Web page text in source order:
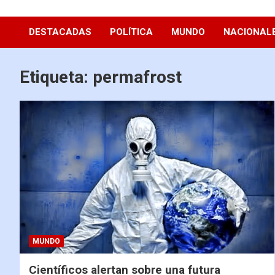
Diario La Hora
DESTACADAS POLÍTICA MUNDO
Etiqueta: permafrost
MUNDO
Científicos alertan sobre una futura